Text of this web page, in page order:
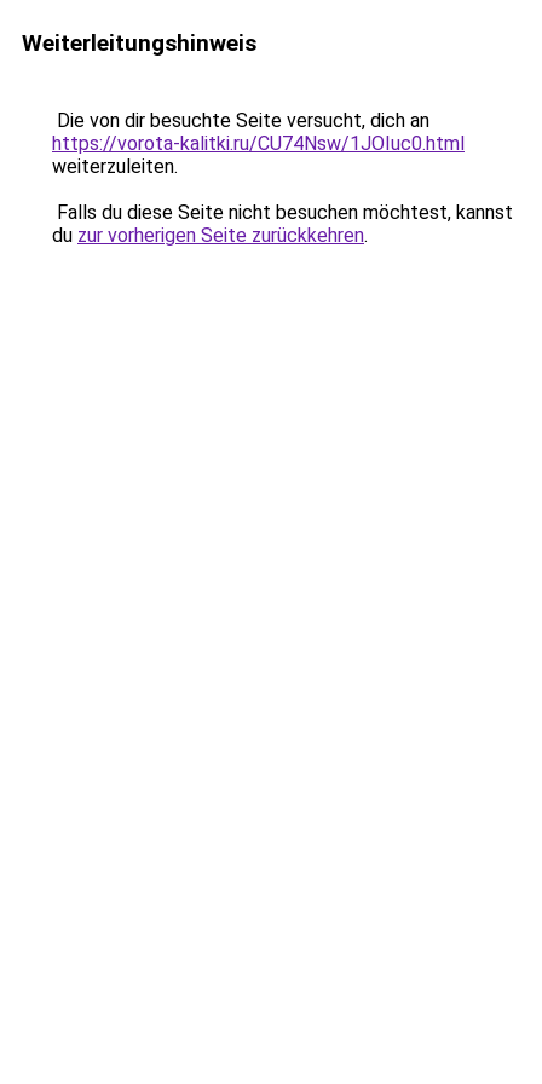
Weiterleitungshinweis
Die von dir besuchte Seite versucht, dich an
https://vorota-kalitki.ru/CU74Nsw/1JOIuc0.html
weiterzuleiten.
Falls du diese Seite nicht besuchen möchtest, kannst
du zur vorherigen Seite zurückkehren.